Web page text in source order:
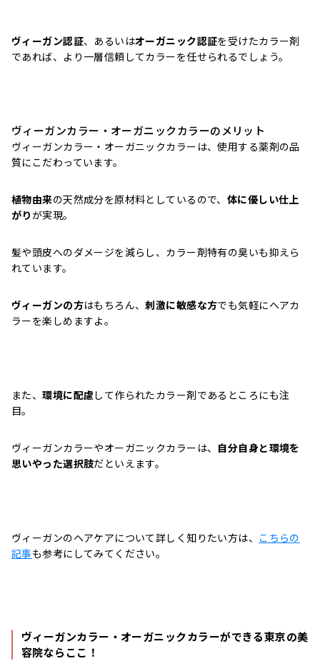
ヴィーガン認証、あるいはオーガニック認証を受けたカラー剤
であれば、より一層信頼してカラーを任せられるでしょう。
ヴィーガンカラー・オーガニックカラーのメリット
ヴィーガンカラー・オーガニックカラーは、使用する薬剤の品
質にこだわっています。
植物由来の天然成分を原材料としているので、 体に優しい仕上
がりが実現。
髪や頭皮へのダメージを減らし、カラー剤特有の臭いも抑えら
れています。
ヴィーガンの方はもちろん、刺激に敏感な方でも気軽にヘアカ
ラーを楽しめますよ。
また、環境に配慮 して作られたカラー剤であるところにも注
目。
ヴィーガンカラーやオーガニックカラーは、 自分自身と環境を
思いやった選択肢だといえます。
ヴィーガンのヘアケアについて詳しく知りたい方は、 こちらの
記事も参考にしてみてください。
ヴィーガンカラー・オーガニックカラーができる東京の美
容院ならここ！